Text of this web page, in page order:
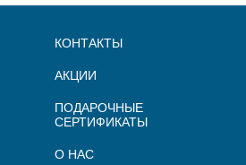
КОНТАКТЫ
АКЦИИ
ПОДАРОЧНЫЕ
СЕРТИФИКАТЫ
О НАС